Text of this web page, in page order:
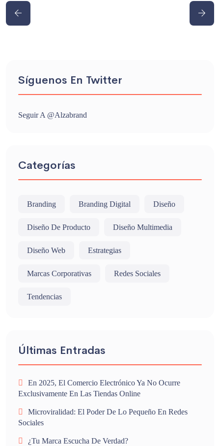
Síguenos En Twitter
Seguir A @alzabrand
Categorías
Branding Branding Digital Diseño
Diseño De Producto Diseño Multimedia
Diseño Web Estrategias
Marcas Corporativas Redes Sociales
Tendencias
Últimas Entradas
En 2025, El Comercio Electrónico Ya No Ocurre
Exclusivamente En Las Tiendas Online
Microviralidad: El Poder De Lo Pequeño En Redes
Sociales
¿Tu Marca Escucha De Verdad?